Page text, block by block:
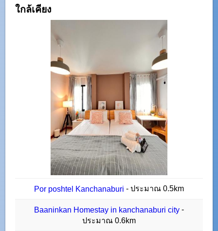
ใกล้เคียง
Por poshtel Kanchanaburi - ประมาณ 0.5km
Baaninkan Homestay in kanchanaburi city -
ประมาณ 0.6km